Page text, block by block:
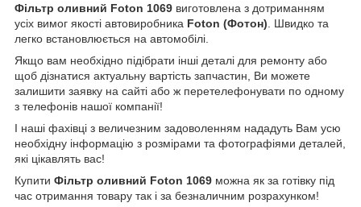
Фільтр оливний Foton 1069 виготовлена з дотриманням
усіх вимог якості автовиробника Foton (Фотон) . Швидко та
легко встановлюється на автомобілі.
Якщо вам необхідно підібрати інші деталі для ремонту або
щоб дізнатися актуальну вартість запчастин, Ви можете
залишити заявку на сайті або ж перетелефонувати по одному
з телефонів нашої компанії!
І наші фахівці з величезним задоволенням нададуть Вам усю
необхідну інформацію з розмірами та фотографіями деталей,
які цікавлять вас!
Купити Фільтр оливний Foton 1069 можна як за готівку під
час отримання товару так і за безналичним розрахунком!